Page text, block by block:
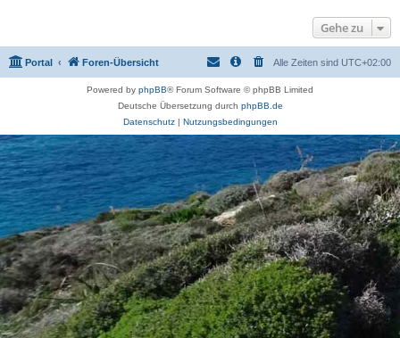
Gehe zu
Portal Foren-Übersicht Alle Zeiten sind UTC+02:00
Powered by phpBB® Forum Software © phpBB Limited
Deutsche Übersetzung durch phpBB.de
Datenschutz| Nutzungsbedingungen